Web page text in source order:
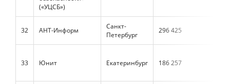
(«УЦСБ»)
32 АНТ-Информ
Санкт-
Петербург
296 425
33 Юнит Екатеринбург 186 257